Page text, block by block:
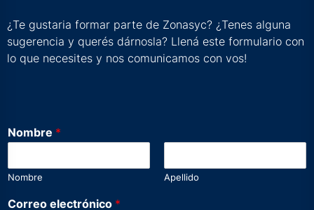
¿Te gustaria formar parte de Zonasyc? ¿Tenes alguna
sugerencia y querés dárnosla? Llená este formulario con
lo que necesites y nos comunicamos con vos!
Nombre *
Nombre Apellido
e
Correo electrónico *